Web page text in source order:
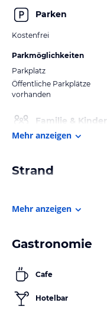
Parken
Kostenfrei
Parkmöglichkeiten
Parkplatz
Öffentliche Parkplätze
vorhanden
Familie & Kinder
Mehr anzeigen
Strand
Mehr anzeigen
Gastronomie
Cafe
Hotelbar